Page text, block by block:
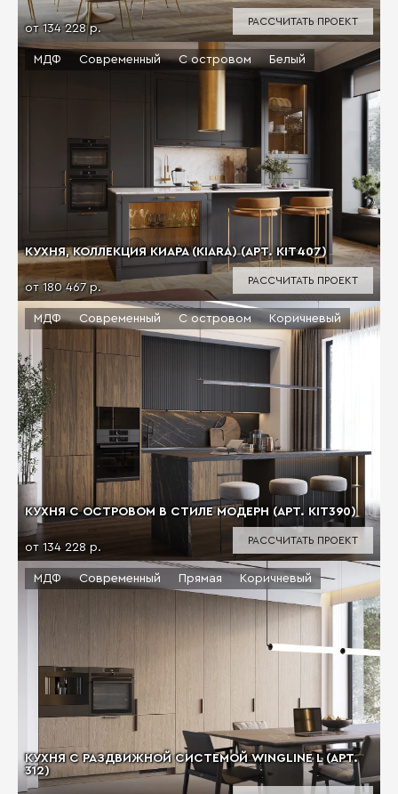
от 134 228 р.
РАССЧИТАТЬ ПРОЕКТ
КУХНЯ, КОЛЛЕКЦИЯ КИАРА (KIARA) (АРТ. KIT407)
от 180 467 р.
МДФ Современный С островом Белый
РАССЧИТАТЬ ПРОЕКТ
КУХНЯ С ОСТРОВОМ В СТИЛЕ МОДЕРН (АРТ. KIT390)
от 134 228 р.
МДФ Современный С островом Коричневый
РАССЧИТАТЬ ПРОЕКТ
КУХНЯ С РАЗДВИЖНОЙ СИСТЕМОЙ WINGLINE L (АРТ.
312)
МДФ Современный Прямая Коричневый